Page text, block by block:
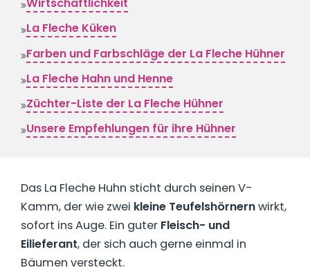
La Fleche Küken
Farben und Farbschläge der La Fleche Hühner
La Fleche Hahn und Henne
Züchter-Liste der La Fleche Hühner
Unsere Empfehlungen für ihre Hühner
Das La Fleche Huhn sticht durch seinen V-
Kamm, der wie zwei kleine Teufelshörnernwirkt,
sofort ins Auge. Ein guter Fleisch- und
Eilieferant, der sich auch gerne einmal in
Bäumen versteckt.